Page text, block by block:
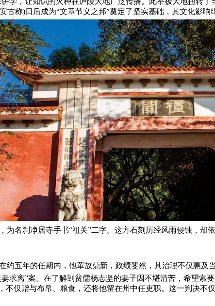
古称)日后成为“文章节义之邦”奠定了坚实基础，其文化影响
为名刹净居寺手书“祖关”二字。这方石刻历经风雨侵蚀，
约五年的任期内，他革故鼎新，政绩斐然，其治理不仅惠及
求离”案。在了解到贫儒杨志坚的妻子因不堪清苦，希望
不仅赠与布帛、粮食，还将他留在州中任吏职。这一判决